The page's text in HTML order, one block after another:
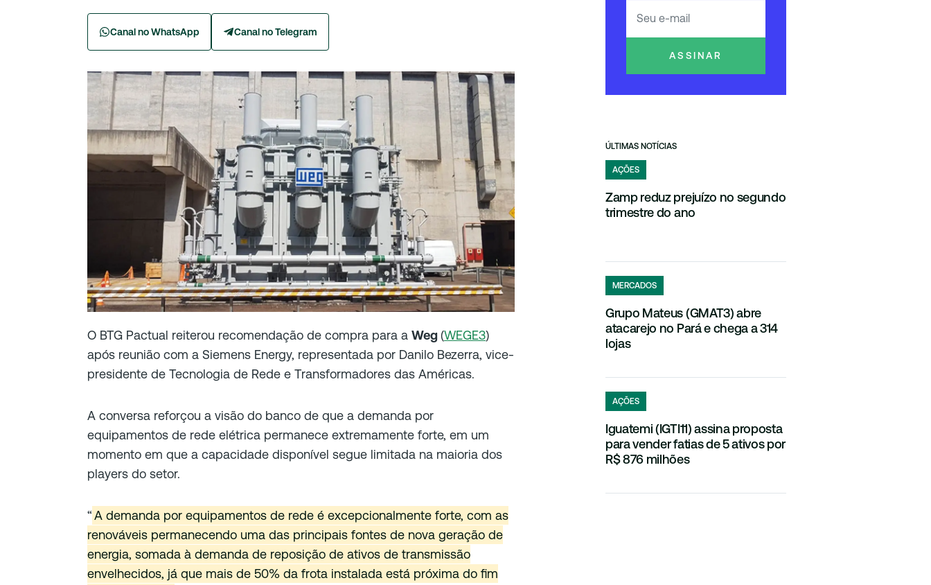
Canal no WhatsApp Canal no Telegram
O BTG Pactual reiterou recomendação de compra para a Weg(WEGE3)
após reunião com a Siemens Energy, representada por Danilo Bezerra, vice-
presidente de Tecnologia de Rede e Transformadores das Américas.
A conversa reforçou a visão do banco de que a demanda por
equipamentos de rede elétrica permanece extremamente forte, em um
momento em que a capacidade disponível segue limitada na maioria dos
players do setor.
“A demanda por equipamentos de rede é excepcionalmente forte, com as
renováveis permanecendo uma das principais fontes de nova geração de
energia, somada à demanda de reposição de ativos de transmissão
envelhecidos, já que mais de 50% da frota instalada está próxima do fim
ASSINAR
ÚLTIMAS NOTÍCIAS
AÇÕES
Zamp reduz prejuízo no segundo
trimestre do ano
MERCADOS
Grupo Mateus (GMAT3) abre
atacarejo no Pará e chega a 314
lojas
AÇÕES
Iguatemi (IGTI11) assina proposta
para vender fatias de 5 ativos por
R$ 876 milhões